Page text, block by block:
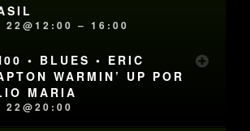
22@12:00 – 16:00
• BLUES • ERIC
WARMIN’ UP POR
MARIA
22@20:00